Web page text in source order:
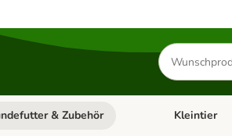
Produkte
suchen
Menü öffnen: Katzenfutter & Zubehör
& Zubehör Kategorie-
Kleintier